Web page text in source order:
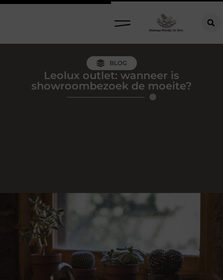
BLOG
Leolux outlet: wanneer is
showroombezoek de moeite?